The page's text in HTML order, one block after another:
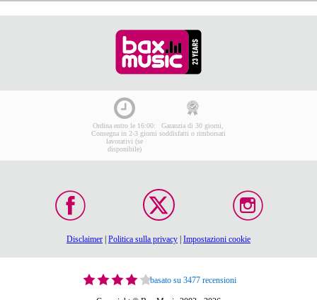
Ordina entro le 16:00:
Consegna in 2-3 giorni
lavorativi (se
disponibile)
Garanzia di 30 giorni,
soddisfatti o rimborsati
Disclaimer Politica sulla privacy Impostazioni cookie
basato su 3477 recensioni